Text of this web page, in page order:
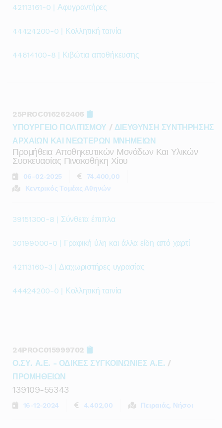
42113161-0 | Αφυγραντήρες
44424200-0 | Κολλητική ταινία
44614100-8 | Κιβώτια αποθήκευσης
25PROC016262406
ΥΠΟΥΡΓΕΙΟ ΠΟΛΙΤΙΣΜΟΥ / ΔΙΕΥΘΥΝΣΗ ΣΥΝΤΗΡΗΣΗΣ
ΑΡΧΑΙΩΝ ΚΑΙ ΝΕΩΤΕΡΩΝ ΜΝΗΜΕΙΩΝ
Προμήθεια Αποθηκευτικών Μονάδων Και Υλικών
Συσκευασίας Πινακοθήκη Χίου
06-02-2025
74.400,00
Κεντρικός Τομέας Αθηνών
39151300-8 | Σύνθετα έπιπλα
30199000-0 | Γραφική ύλη και άλλα είδη από χαρτί
42113160-3 | Διαχωριστήρες υγρασίας
44424200-0 | Κολλητική ταινία
24PROC015999702
Ο.ΣΥ. Α.Ε. - ΟΔΙΚΕΣ ΣΥΓΚΟΙΝΩΝΙΕΣ Α.Ε. /
ΠΡΟΜΗΘΕΙΩΝ
139109-55343
16-12-2024 4.402,00 Πειραιάς, Νήσοι